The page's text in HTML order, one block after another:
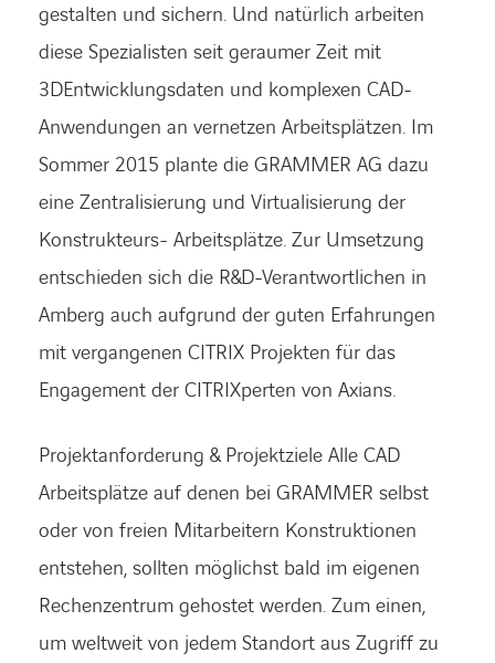
gestalten und sichern. Und natürlich arbeiten
diese Spezialisten seit geraumer Zeit mit
3DEntwicklungsdaten und komplexen CAD-
Anwendungen an vernetzen Arbeitsplätzen. Im
Sommer 2015 plante die GRAMMER AG dazu
eine Zentralisierung und Virtualisierung der
Konstrukteurs- Arbeitsplätze. Zur Umsetzung
entschieden sich die R&D-Verantwortlichen in
Amberg auch aufgrund der guten Erfahrungen
mit vergangenen CITRIX Projekten für das
Engagement der CITRIXperten von Axians.
Projektanforderung & Projektziele Alle CAD
Arbeitsplätze auf denen bei GRAMMER selbst
oder von freien Mitarbeitern Konstruktionen
entstehen, sollten möglichst bald im eigenen
Rechenzentrum gehostet werden. Zum einen,
um weltweit von jedem Standort aus Zugriff zu